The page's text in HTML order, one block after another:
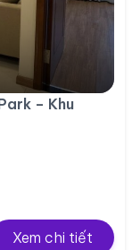
– Khu
Xem chi tiết